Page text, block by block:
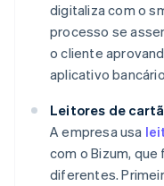
digitaliza com o
processo se
o cliente
aplicativo
Leitores de
A empresa usa
com o Bizum, que
diferentes.